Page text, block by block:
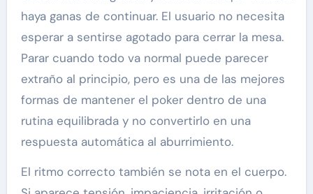
haya ganas de continuar. El usuario no necesita
esperar a sentirse agotado para cerrar la mesa.
Parar cuando todo va normal puede parecer
extraño al principio, pero es una de las mejores
formas de mantener el poker dentro de una
rutina equilibrada y no convertirlo en una
respuesta automática al aburrimiento.
El ritmo correcto también se nota en el cuerpo.